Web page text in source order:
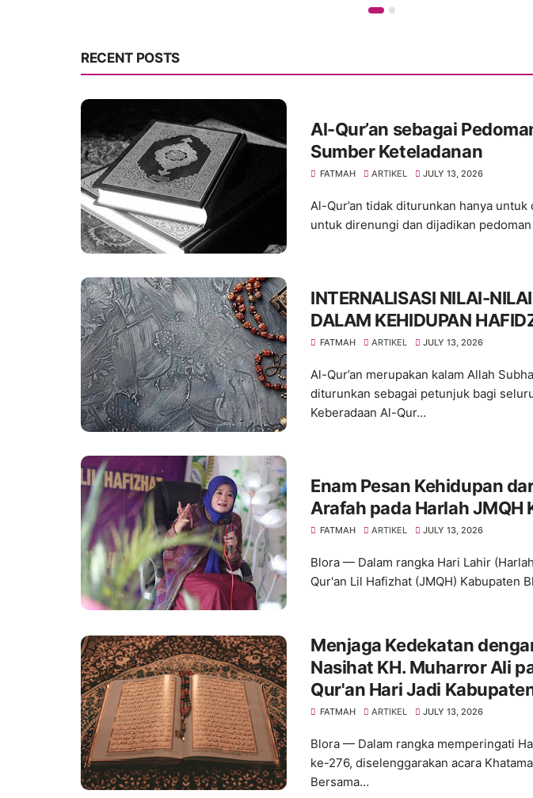
RECENT POSTS
Al-Qur’an sebagai
Sumber Keteladanan
FATMAH ARTIKEL JULY 13, 2026
Al-Qur’an tidak diturunkan hanya
untuk direnungi dan dijadikan
INTERNALISASI NILAI-NILAI
DALAM KEHIDUPAN
FATMAH ARTIKEL JULY 13, 2026
Al-Qur’an merupakan kalam Allah
diturunkan sebagai petunjuk bagi
Keberadaan Al-Qur…
Enam Pesan Kehidupan
Arafah pada Harlah JMQH
FATMAH ARTIKEL JULY 13, 2026
Blora — Dalam rangka Hari Lahir
Qur'an Lil Hafizhat (JMQH) Kabupaten
Menjaga Kedekatan
Nasihat KH. Muharror Ali
Qur'an Hari Jadi
FATMAH ARTIKEL JULY 13, 2026
Blora — Dalam rangka memperingati
ke-276, diselenggarakan acara
Bersama…